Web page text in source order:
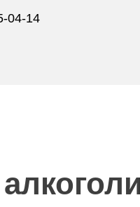
04-14